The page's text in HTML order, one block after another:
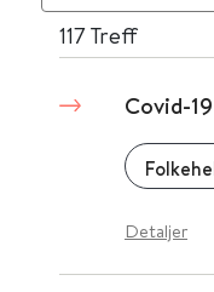
117Treff
Covid-
Detaljer